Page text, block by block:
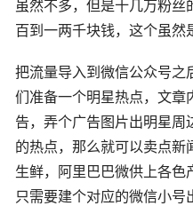
虽然不多，但是十几万粉
百到一两千块钱，这个虽然
把流量导入到微信公众号之
们准备一个明星热点，文章
告，弄个广告图片出明星
的热点，那么就可以卖点
生鲜，阿里巴巴微供上各
只需要建个对应的微信小号